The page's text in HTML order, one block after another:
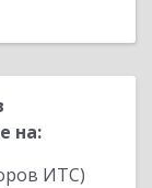
на:
ИТС)